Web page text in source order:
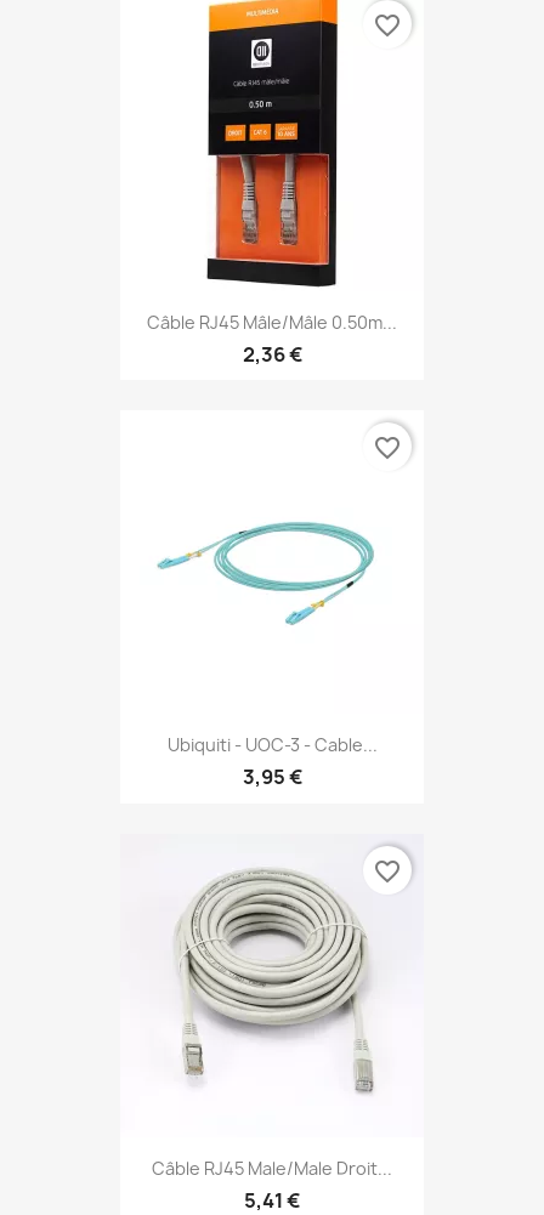
Câble RJ45 Mâle/mâle 0.50m...
2,36 €
favorite_border
Ubiquiti - UOC-3 - Cable...
3,95 €
favorite_border
Câble RJ45 Male/Male Droit...
5,41 €
favorite_border